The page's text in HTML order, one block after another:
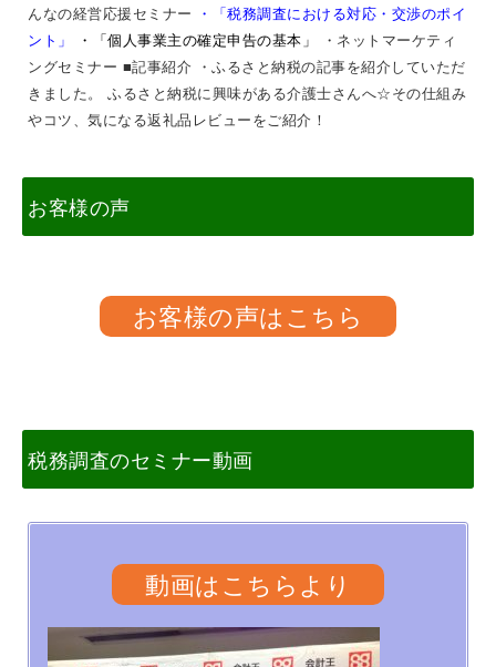
んなの経営応援セミナー ・
「税務調査における対応・交渉のポイ
ント」
・「個人事業主の確定申告の基本」
・ネットマーケティ
ングセミナー ■記事紹介 ・ふるさと納税の記事を紹介していただ
きました。 ふるさと納税に興味がある介護士さんへ☆その仕組み
やコツ、気になる返礼品レビューをご紹介！
お客様の声
お客様の声はこちら
税務調査のセミナー動画
動画はこちらより